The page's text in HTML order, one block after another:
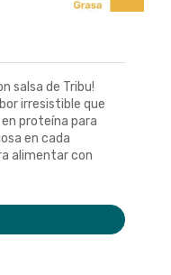
salsa de Tribu!
irresistible que
proteína para
en cada
alimentar con